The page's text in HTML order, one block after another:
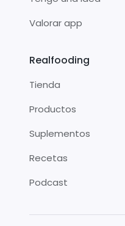
Valorar app
Realfooding
Tienda
Productos
Suplementos
Recetas
Podcast